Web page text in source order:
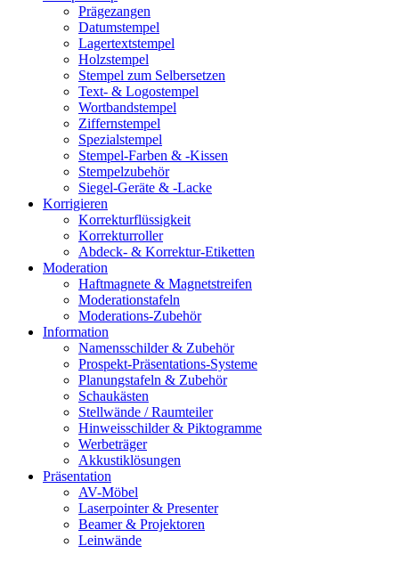
Prägezangen
Datumstempel
Lagertextstempel
Holzstempel
Stempel zum Selbersetzen
Text- & Logostempel
Wortbandstempel
Ziffernstempel
Spezialstempel
Stempel-Farben & -Kissen
Stempelzubehör
Siegel-Geräte & -Lacke
Korrigieren
Korrekturflüssigkeit
Korrekturroller
Abdeck- & Korrektur-Etiketten
Moderation
Haftmagnete & Magnetstreifen
Moderationstafeln
Moderations-Zubehör
Information
Namensschilder & Zubehör
Prospekt-Präsentations-Systeme
Planungstafeln & Zubehör
Schaukästen
Stellwände / Raumteiler
Hinweisschilder & Piktogramme
Werbeträger
Akkustiklösungen
Präsentation
AV-Möbel
Laserpointer & Presenter
Beamer & Projektoren
Leinwände